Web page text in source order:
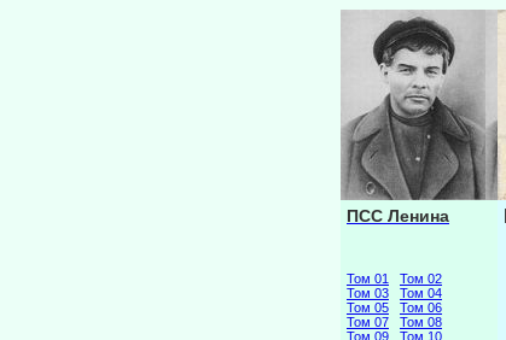
ПСС Ленина
Том 01
Том 02
Том 03
Том 04
Том 05
Том 06
Том 07
Том 08
Том 09
Том 10